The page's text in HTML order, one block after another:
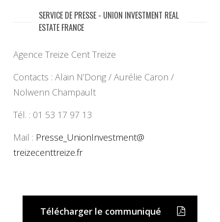
SERVICE DE PRESSE - UNION INVESTMENT REAL
ESTATE FRANCE
Agence Treize Cent Treize
Contacts : Alain N’Dong / Aurélie Caron /
Nolwenn Champault
Tél. : 01 53 17 97 13
Mail : Presse_UnionInvestment@
treizecenttreize.fr
Télécharger le communiqué